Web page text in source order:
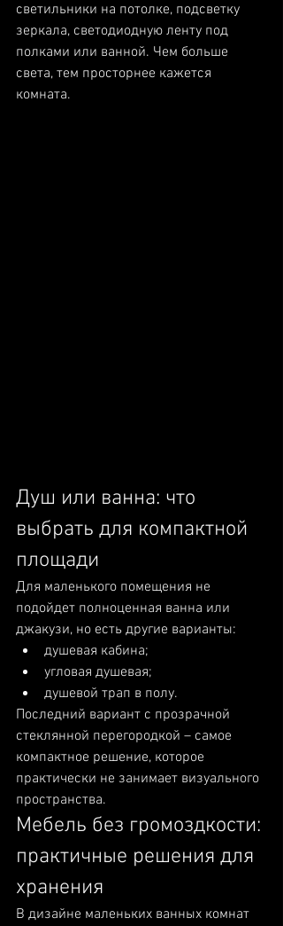
светильники на потолке, подсветку
зеркала, светодиодную ленту под
полками или ванной. Чем больше
света, тем просторнее кажется
комната.
Душ или ванна: что
выбрать для компактной
площади
Для маленького помещения не
подойдет полноценная ванна или
джакузи, но есть другие варианты:
душевая кабина;
угловая душевая;
душевой трап в полу.
Последний вариант с прозрачной
стеклянной перегородкой – самое
компактное решение, которое
практически не занимает визуального
пространства.
Мебель без громоздкости:
практичные решения для
хранения
В дизайне маленьких ванных комнат